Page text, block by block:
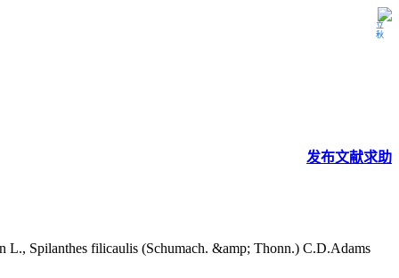
立秋
发布文献求助
L., Spilanthes filicaulis (Schumach. &amp; Thonn.) C.D.Adams